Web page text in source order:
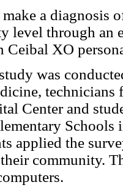
a diagnosis
level through an
Ceibal XO
was
technicians
Center and
applied the
community.